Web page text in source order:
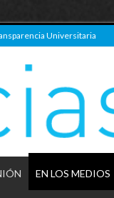
Universitaria
EN LOS MEDIOS